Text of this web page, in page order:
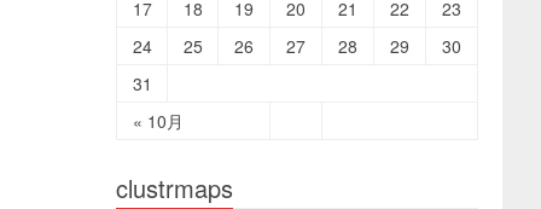
« 10月
17 18 19 20 21 22
23
24
25 26 27 28 29
30
31
clustrmaps